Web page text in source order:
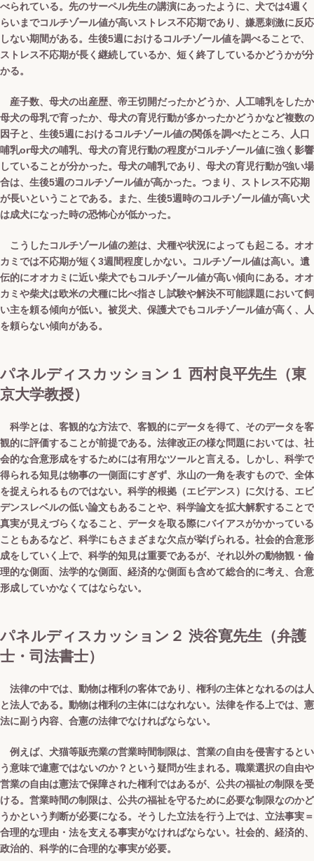
べられている。先のサーペル先生の講演にあったように、犬では4週く
らいまでコルチゾール値が高いストレス不応期であり、嫌悪刺激に反応
しない期間がある。生後5週におけるコルチゾール値を調べることで、
ストレス不応期が長く継続しているか、短く終了しているかどうかが分
かる。
産子数、母犬の出産歴、帝王切開だったかどうか、人工哺乳をしたか
母犬の母乳で育ったか、母犬の育児行動が多かったかどうかなど複数の
因子と、生後5週におけるコルチゾール値の関係を調べたところ、人口
哺乳or母犬の哺乳、母犬の育児行動の程度がコルチゾール値に強く影響
していることが分かった。母犬の哺乳であり、母犬の育児行動が強い場
合は、生後5週のコルチゾール値が高かった。つまり、ストレス不応期
が長いということである。また、生後5週時のコルチゾール値が高い犬
は成犬になった時の恐怖心が低かった。
こうしたコルチゾール値の差は、犬種や状況によっても起こる。オオ
カミでは不応期が短く3週間程度しかない。コルチゾール値は高い。遺
伝的にオオカミに近い柴犬でもコルチゾール値が高い傾向にある。オオ
カミや柴犬は欧米の犬種に比べ指さし試験や解決不可能課題において飼
い主を頼る傾向が低い。被災犬、保護犬でもコルチゾール値が高く、人
を頼らない傾向がある。
パネルディスカッション１ 西村良平先生（東
京大学教授）
科学とは、客観的な方法で、客観的にデータを得て、そのデータを客
観的に評価することが前提である。法律改正の様な問題においては、社
会的な合意形成をするためには有用なツールと言える。しかし、科学で
得られる知見は物事の一側面にすぎず、氷山の一角を表すもので、全体
を捉えられるものではない。科学的根拠（エビデンス）に欠ける、エビ
デンスレベルの低い論文もあることや、科学論文を拡大解釈することで
真実が見えづらくなること、データを取る際にバイアスがかかっている
こともあるなど、科学にもさまざまな欠点が挙げられる。社会的合意形
成をしていく上で、科学的知見は重要であるが、それ以外の動物観・倫
理的な側面、法学的な側面、経済的な側面も含めて総合的に考え、合意
形成していかなくてはならない。
パネルディスカッション２ 渋谷寛先生（弁護
士・司法書士）
法律の中では、動物は権利の客体であり、権利の主体となれるのは人
と法人である。動物は権利の主体にはなれない。法律を作る上では、憲
法に副う内容、合憲の法律でなければならない。
例えば、犬猫等販売業の営業時間制限は、営業の自由を侵害するとい
う意味で違憲ではないのか？という疑問が生まれる。職業選択の自由や
営業の自由は憲法で保障された権利ではあるが、公共の福祉の制限を受
ける。営業時間の制限は、公共の福祉を守るために必要な制限なのかど
うかという判断が必要になる。そうした立法を行う上では、立法事実＝
合理的な理由・法を支える事実がなければならない。社会的、経済的、
政治的、科学的に合理的な事実が必要。